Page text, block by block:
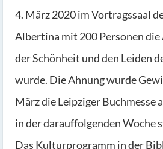
4. März 2020 im Vortragssaal
Albertina mit 200 Personen die
der Schönheit und den Leiden
wurde. Die Ahnung wurde
März die Leipziger Buchmesse
in der darauffolgenden Woche
Das Kulturprogramm in der